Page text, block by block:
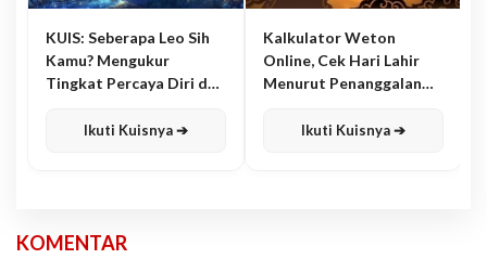
KUIS: Seberapa Leo Sih
Kamu? Mengukur
Tingkat Percaya Diri dan
Ikuti Kuisnya ➔
Kalkulator Weton
Online, Cek Hari Lahir
Menurut Penanggalan
Ikuti Kuisnya ➔
KOMENTAR